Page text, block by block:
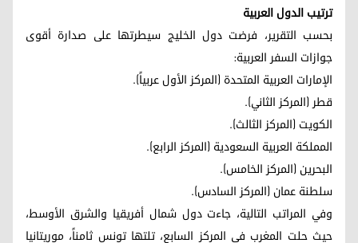
ترتيب الدول العربية
بحسب التقرير، فرضت دول الخليج سيطرتها على صدارة أقوى
جوازات السفر العربية:
الإمارات العربية المتحدة (المركز الأول عربياً).
قطر (المركز الثاني).
الكويت (المركز الثالث).
المملكة العربية السعودية (المركز الرابع).
البحرين (المركز الخامس).
سلطنة عمان (المركز السادس).
وفي المراتب التالية، جاءت دول شمال أفريقيا والشرق الأوسط،
حيث حلت المغرب في المركز السابع، تلتها تونس ثامناً، موريتانيا